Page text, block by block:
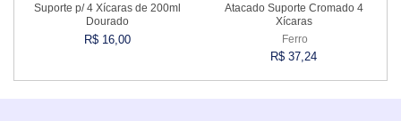
Suporte p/ 4 Xícaras de 200ml
Dourado
R$ 16,00
Atacado Suporte Cromado 4
Xícaras
Ferro
R$ 37,24